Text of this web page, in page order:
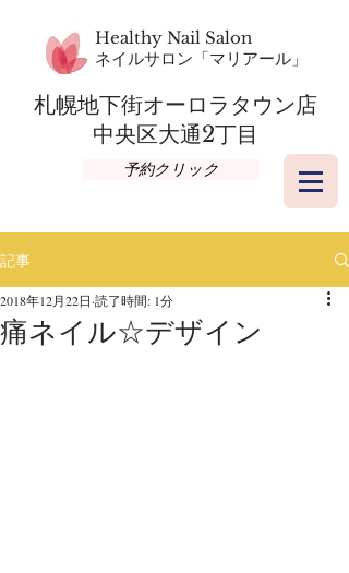
Healthy Nail Salon
​ネイルサロン「マリアール」
札幌地下街オーロラタウン店​
​中央区大通2丁目
予約クリック
記事
痛ネイル☆デザイン
2018年12月22日 読了時間: 1分